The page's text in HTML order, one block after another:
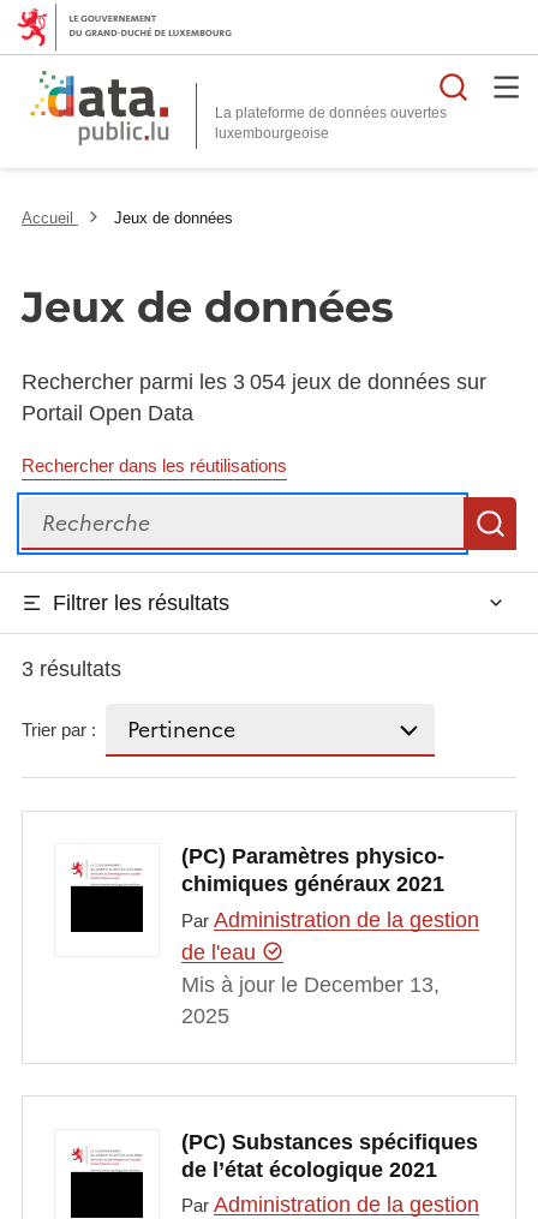
La plateforme de données ouvertes
Accueil Jeux de données
Jeux de données
Rechercher parmi les 3 054 jeux de données sur
Portail Open Data
Rechercher dans les réutilisations
Recherche
Filtrer les résultats
3 résultats
Trier par :
(PC) Paramètres physico-
chimiques généraux 2021
Par Administration de la gestion
de l'eau
Mis à jour le December 13,
2025
(PC) Substances spécifiques
de l’état écologique 2021
Par Administration de la gestion